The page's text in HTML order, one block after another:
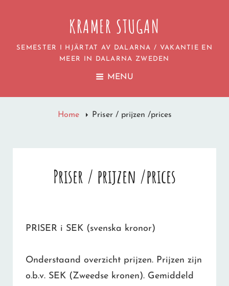
KRAMER STUGAN
SEMESTER I HJÄRTAT AV DALARNA / VAKANTIE EN
MEER IN DALARNA ZWEDEN
MENU
Home Priser / prijzen /prices
Priser / prijzen /prices
PRISER i SEK (svenska kronor)
Onderstaand overzicht prijzen. Prijzen zijn
o.b.v. SEK (Zweedse kronen). Gemiddeld